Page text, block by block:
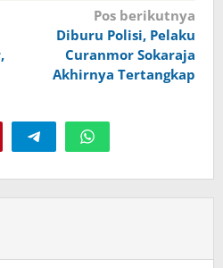
Pos berikutnya
Diburu Polisi, Pelaku
Curanmor Sokaraja
Akhirnya Tertangkap